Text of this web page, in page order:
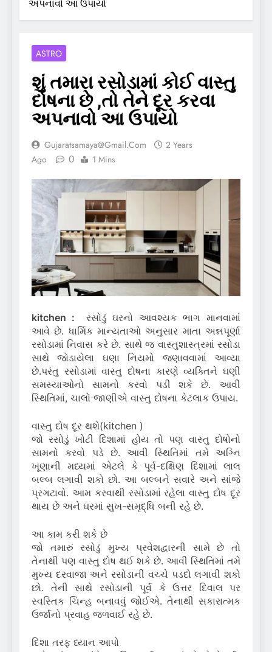
અપનાવો આ ઉપાયો
ASTRO
શું તમારા રસોડામાં કોઈ વાસ્તુ
દોષના છે ,તો તેને દૂર કરવા
અપનાવો આ ઉપાયો
Gujaratsamaya@gmail.com
2 Years
Ago
0 1 Mins
kitchen :
રસોડું ઘરનો આવશ્યક ભાગ માનવામાં
આવે છે. ધાર્મિક માન્યતાઓ અનુસાર માતા અન્નપૂર્ણા
રસોડામાં નિવાસ કરે છે. સાથે જ વાસ્તુશાસ્ત્રમાં રસોડા
સાથે જોડાયેલા ઘણા નિયમો જણાવવામાં આવ્યા
છે.પરંતુ રસોડામાં વાસ્તુ દોષના કારણે વ્યક્તિને ઘણી
સમસ્યાઓનો સામનો કરવો પડી શકે છે. આવી
સ્થિતિમાં, ચાલો જાણીએ વાસ્તુ દોષના કેટલાક ઉપાય.
વાસ્તુ દોષ દૂર થશે(kitchen )
જો રસોડું ખોટી દિશામાં હોય તો પણ વાસ્તુ દોષોનો
સામનો કરવો પડે છે. આવી સ્થિતિમાં તમે અગ્નિ
ખૂણાની મધ્યમાં એટલે કે પૂર્વ-દક્ષિણ દિશામાં લાલ
બલ્બ લગાવી શકો છો. આ બલ્બને સવારે અને સાંજે
પ્રગટાવો. આમ કરવાથી રસોડામાં રહેલા વાસ્તુ દોષ દૂર
થાય છે અને ઘરમાં સુખ-સમૃદ્ધિ બની રહે છે.
આ કામ કરી શકે છે
જો તમારું રસોડું મુખ્ય પ્રવેશદ્વારની સામે છે તો
તેનાથી પણ વાસ્તુ દોષ થઈ શકે છે. આવી સ્થિતિમાં તમે
મુખ્ય દરવાજા અને રસોડાની વચ્ચે પડદો લગાવી શકો
છો. તેની સાથે રસોડાની પૂર્વ કે ઉત્તર દિવાલ પર
સ્વસ્તિક ચિન્હ બનાવવું જોઈએ. તેનાથી સકારાત્મક
ઉર્જાનો પ્રવાહ જળવાઈ રહે છે.
દિશા તરફ ધ્યાન આપો